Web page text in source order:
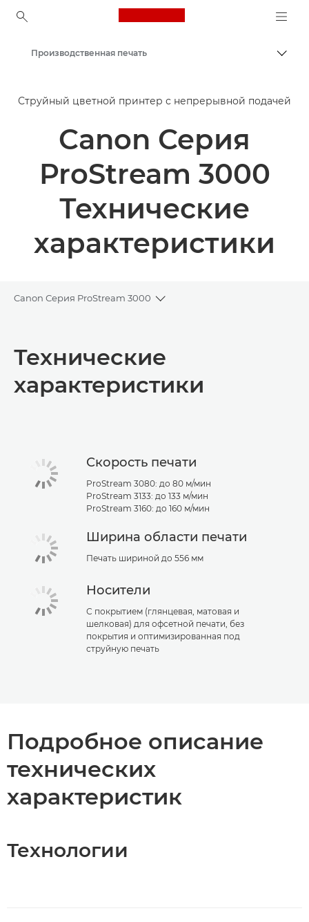
Canon Logo, back to
Решения и услуги
Продукты и решения для бизнеса
Производственная печать
Струйный цветной принтер с непрерывной подачей
Canon Серия
ProStream 3000
Технические
характеристики
Canon Серия ProStream 3000
Toggle breadcrumbs
Технические характеристики
Технические
характеристики
Скорость печати
ProStream 3080: до 80 м/мин
ProStream 3133: до 133 м/мин
ProStream 3160: до 160 м/мин
Ширина области печати
Печать шириной до 556 мм
Носители
С покрытием (глянцевая, матовая и
шелковая) для офсетной печати, без
покрытия и оптимизированная под
струйную печать
Подробное описание
технических
характеристик
Технологии